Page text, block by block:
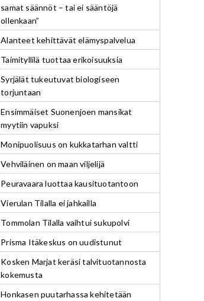
samat säännöt – tai ei sääntöjä
ollenkaan”
Alanteet kehittävät elämyspalvelua
Taimityllilä tuottaa erikoisuuksia
Syrjälät tukeutuvat biologiseen
torjuntaan
Ensimmäiset Suonenjoen mansikat
myytiin vapuksi
Monipuolisuus on kukkatarhan valtti
Vehviläinen on maan viljelijä
Peuravaara luottaa kausituotantoon
Vierulan Tilalla ei jahkailla
Tommolan Tilalla vaihtui sukupolvi
Prisma Itäkeskus on uudistunut
Kosken Marjat keräsi talvituotannosta
kokemusta
Honkasen puutarhassa kehitetään